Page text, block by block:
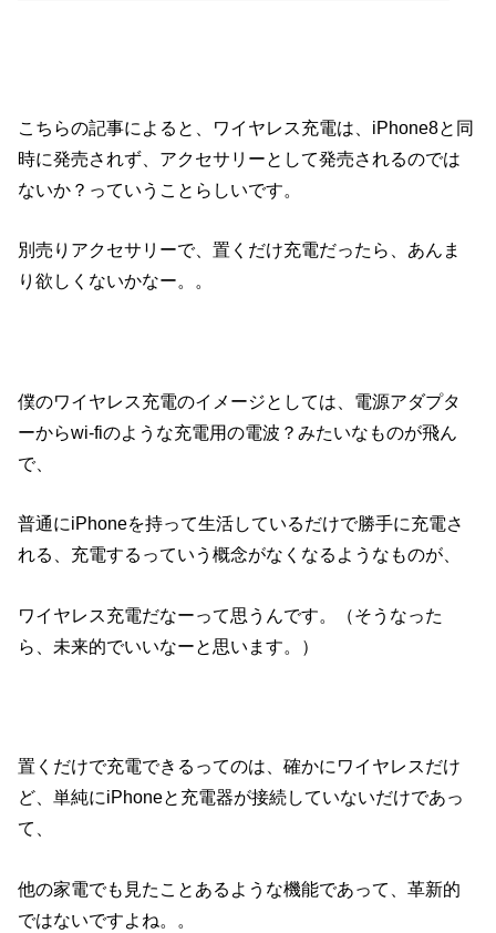
こちらの記事によると、ワイヤレス充電は、iPhone8と同
時に発売されず、アクセサリーとして発売されるのでは
ないか？っていうことらしいです。
別売りアクセサリーで、置くだけ充電だったら、あんま
り欲しくないかなー。。
僕のワイヤレス充電のイメージとしては、電源アダプタ
ーからwi-fiのような充電用の電波？みたいなものが飛ん
で、
普通にiPhoneを持って生活しているだけで勝手に充電さ
れる、充電するっていう概念がなくなるようなものが、
ワイヤレス充電だなーって思うんです。（そうなった
ら、未来的でいいなーと思います。）
置くだけで充電できるってのは、確かにワイヤレスだけ
ど、単純にiPhoneと充電器が接続していないだけであっ
て、
他の家電でも見たことあるような機能であって、革新的
ではないですよね。。